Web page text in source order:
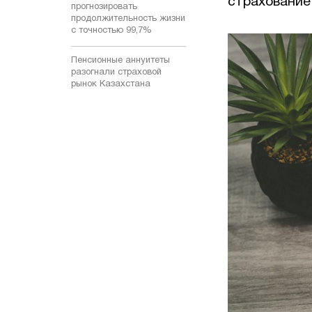
прогнозировать
продолжительность жизни
с точностью 99,7%
Пенсионные аннуитеты
разогнали страховой
рынок Казахстана